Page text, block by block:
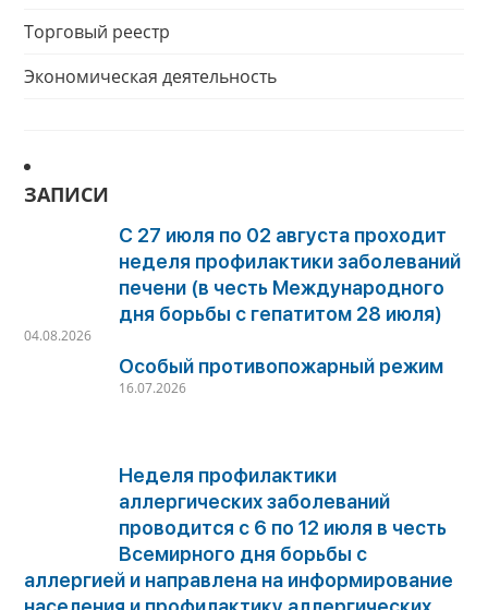
Торговый реестр
Экономическая деятельность
ЗАПИСИ
С 27 июля по 02 августа проходит
неделя профилактики заболеваний
печени (в честь Международного
дня борьбы с гепатитом 28 июля)
04.08.2026
Особый противопожарный режим
16.07.2026
Неделя профилактики
аллергических заболеваний
проводится с 6 по 12 июля в честь
Всемирного дня борьбы с
аллергией и направлена на информирование